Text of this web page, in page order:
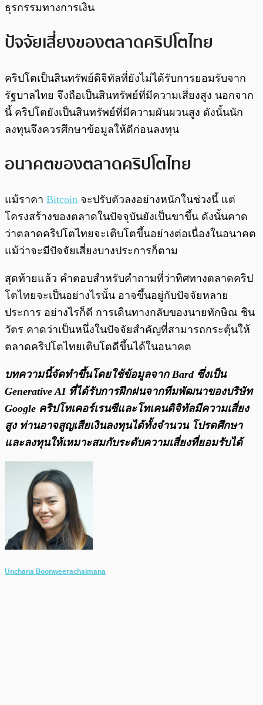
ธุรกรรมทางการเงิน
ปัจจัยเสี่ยงของตลาดคริปโตไทย
คริปโตเป็นสินทรัพย์ดิจิทัลที่ยังไม่ได้รับการยอมรับจาก
รัฐบาลไทย จึงถือเป็นสินทรัพย์ที่มีความเสี่ยงสูง นอกจาก
นี้ คริปโตยังเป็นสินทรัพย์ที่มีความผันผวนสูง ดังนั้นนัก
ลงทุนจึงควรศึกษาข้อมูลให้ดีก่อนลงทุน
อนาคตของตลาดคริปโตไทย
แม้ราคา Bitcoin จะปรับตัวลงอย่างหนักในช่วงนี้ แต่
โครงสร้างของตลาดในปัจจุบันยังเป็นขาขึ้น ดังนั้นคาด
ว่าตลาดคริปโตไทยจะเติบโตขึ้นอย่างต่อเนื่องในอนาคต
แม้ว่าจะมีปัจจัยเสี่ยงบางประการก็ตาม
สุดท้ายแล้ว คำตอบสำหรับคำถามที่ว่าทิศทางตลาดคริป
โตไทยจะเป็นอย่างไรนั้น อาจขึ้นอยู่กับปัจจัยหลาย
ประการ อย่างไรก็ดี การเดินทางกลับของนายทักษิณ ชิน
วัตร คาดว่าเป็นหนึ่งในปัจจัยสำคัญที่สามารถกระตุ้นให้
ตลาดคริปโตไทยเติบโตดีขึ้นได้ในอนาคต
บทความนี้จัดทำขึ้นโดยใช้ข้อมูลจาก Bard ซึ่งเป็น
Generative AI ที่ได้รับการฝึกฝนจากทีมพัฒนาของบริษัท
Google คริปโทเคอร์เรนซีและโทเคนดิจิทัลมีความเสี่ยง
สูง ท่านอาจสูญเสียเงินลงทุนได้ทั้งจํานวน โปรดศึกษา
และลงทุนให้เหมาะสมกับระดับความเสี่ยงที่ยอมรับได้
Unchana Boonweerachaimana